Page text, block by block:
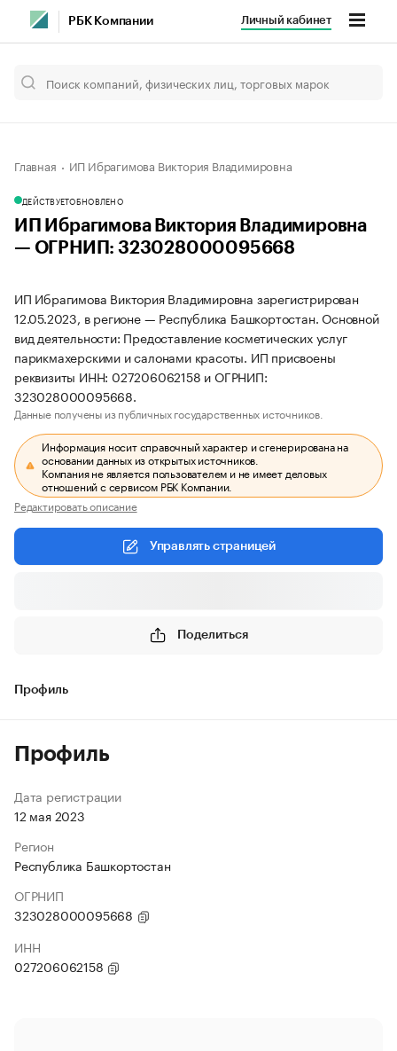
РБК Компании Личный кабинет
Главная ИП Ибрагимова Виктория Владимировна
ДЕЙСТВУЕТОБНОВЛЕНО
ИП Ибрагимова Виктория Владимировна
— ОГРНИП: 323028000095668
ИП Ибрагимова Виктория Владимировна зарегистрирован
12.05.2023, в регионе — Республика Башкортостан. Основной
вид деятельности: Предоставление косметических услуг
парикмахерскими и салонами красоты. ИП присвоены
реквизиты ИНН: 027206062158 и ОГРНИП:
323028000095668.
Данные получены из публичных государственных источников.
Информация носит справочный характер и сгенерирована на
основании данных из открытых источников.
Компания не является пользователем и не имеет деловых
отношений с сервисом РБК Компании.
Редактировать описание
Управлять страницей
Поделиться
Профиль
Профиль
Дата регистрации
12 мая 2023
Регион
Республика Башкортостан
ОГРНИП
323028000095668
ИНН
027206062158